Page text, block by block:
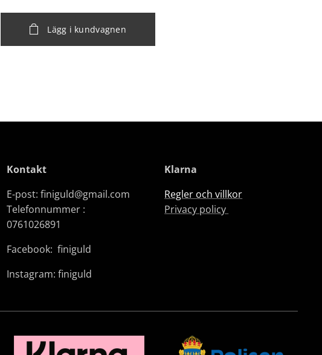
Lägg i kundvagnen
Kontakt
E-post: finiguld@gmail.com
Telefonnummer :
0761026891
Facebook: finiguld
Instagram: finiguld
Klarna
Regler och villkor
Privacy policy